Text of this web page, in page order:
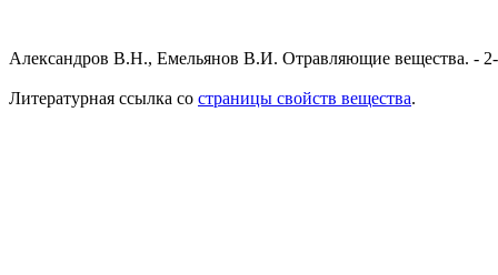
Александров В.Н., Емельянов В.И. Отравляющие вещества. - 2-
Литературная ссылка со страницы свойств вещества.